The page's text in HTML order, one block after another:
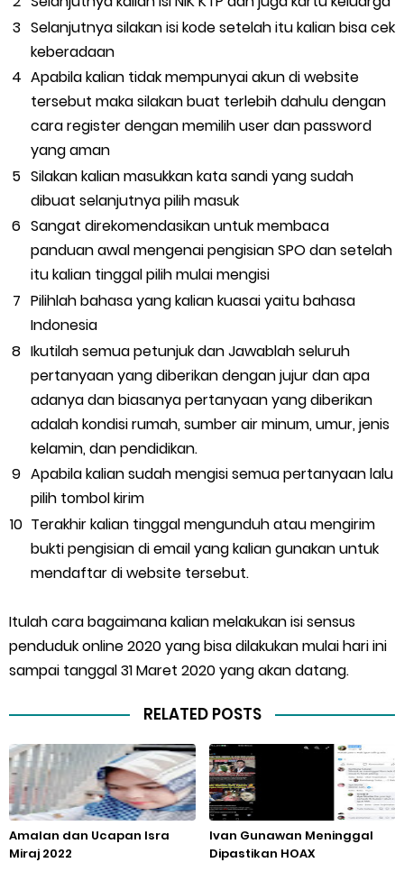
Selanjutnya silakan isi kode setelah itu kalian bisa cek
keberadaan
Apabila kalian tidak mempunyai akun di website
tersebut maka silakan buat terlebih dahulu dengan
cara register dengan memilih user dan password
yang aman
Silakan kalian masukkan kata sandi yang sudah
dibuat selanjutnya pilih masuk
Sangat direkomendasikan untuk membaca
panduan awal mengenai pengisian SPO dan setelah
itu kalian tinggal pilih mulai mengisi
Pilihlah bahasa yang kalian kuasai yaitu bahasa
Indonesia
Ikutilah semua petunjuk dan Jawablah seluruh
pertanyaan yang diberikan dengan jujur dan apa
adanya dan biasanya pertanyaan yang diberikan
adalah kondisi rumah, sumber air minum, umur, jenis
kelamin, dan pendidikan.
Apabila kalian sudah mengisi semua pertanyaan lalu
pilih tombol kirim
Terakhir kalian tinggal mengunduh atau mengirim
bukti pengisian di email yang kalian gunakan untuk
mendaftar di website tersebut.
Itulah cara bagaimana kalian melakukan isi sensus
penduduk online 2020 yang bisa dilakukan mulai hari ini
sampai tanggal 31 Maret 2020 yang akan datang.
RELATED POSTS
Amalan dan Ucapan Isra
Miraj 2022
Ivan Gunawan Meninggal
Dipastikan HOAX